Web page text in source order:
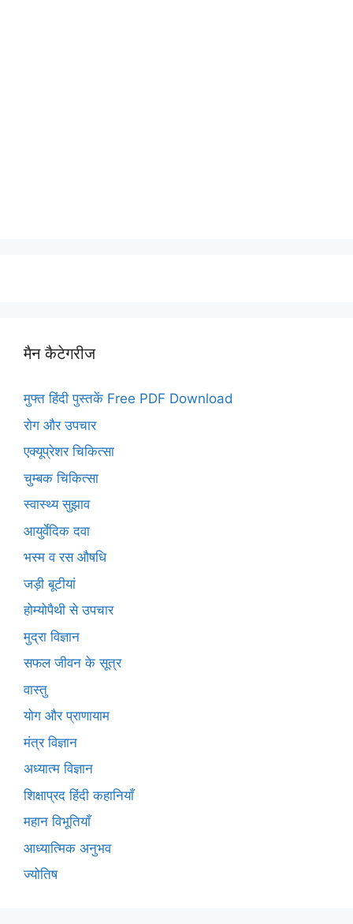
मैन कैटेगरीज
मुफ्त हिंदी पुस्तकें Free PDF Download
रोग और उपचार
एक्यूप्रेशर चिकित्सा
चुम्बक चिकित्सा
स्वास्थ्य सुझाव
आयुर्वेदिक दवा
भस्म व रस औषधि
जड़ी बूटीयां
होम्योपैथी से उपचार
मुद्रा विज्ञान
सफल जीवन के सूत्र
वास्तु
योग और प्राणायाम
मंत्र विज्ञान
अध्यात्म विज्ञान
शिक्षाप्रद हिंदी कहानियाँ
महान विभूतियाँ
आध्यात्मिक अनुभव
ज्योतिष